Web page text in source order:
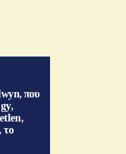
που
το